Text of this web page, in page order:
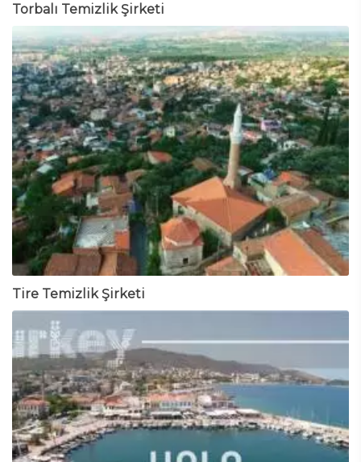
Torbalı Temizlik Şirketi
Tire Temizlik Şirketi